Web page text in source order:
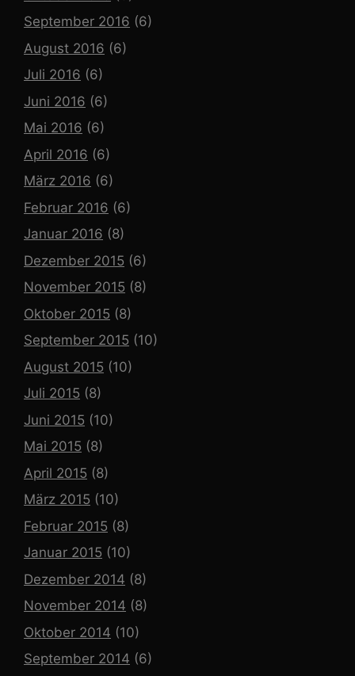
September 2016 (6)
August 2016 (6)
Juli 2016 (6)
Juni 2016 (6)
Mai 2016 (6)
April 2016 (6)
März 2016 (6)
Februar 2016 (6)
Januar 2016 (8)
Dezember 2015 (6)
November 2015 (8)
Oktober 2015 (8)
September 2015 (10)
August 2015 (10)
Juli 2015 (8)
Juni 2015 (10)
Mai 2015 (8)
April 2015 (8)
März 2015 (10)
Februar 2015 (8)
Januar 2015 (10)
Dezember 2014 (8)
November 2014 (8)
Oktober 2014 (10)
September 2014 (6)